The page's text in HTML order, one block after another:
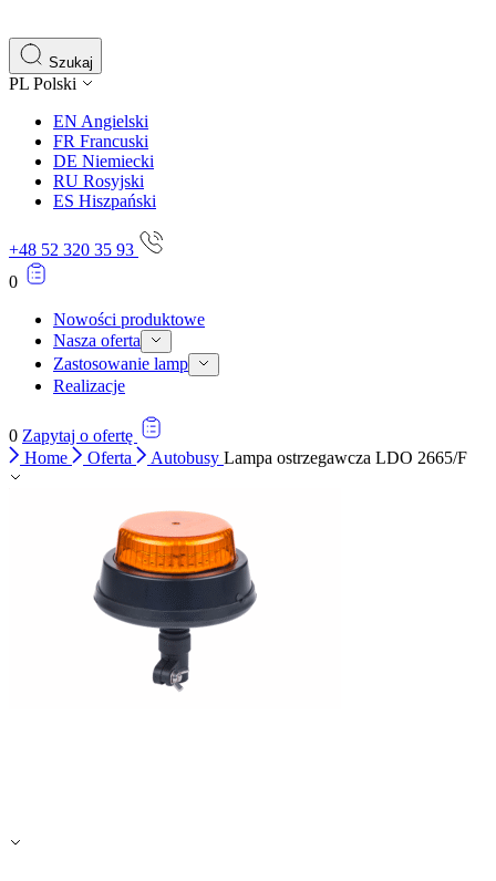
Szukaj
PL Polski
EN Angielski
FR Francuski
DE Niemiecki
RU Rosyjski
ES Hiszpański
+48 52 320 35 93
0
Nowości produktowe
Nasza oferta
Zastosowanie lamp
Realizacje
0 Zapytaj o ofertę
Home
Oferta Autobusy Lampa ostrzegawcza LDO 2665/F
istotne i interesujące dla poszczególnych użytkowników
Nieklasyfikowane
Nieklasyfikowane pliki cookie, to pliki, które są w